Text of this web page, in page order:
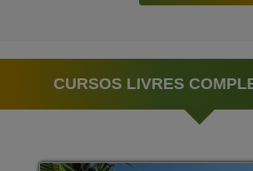
CURSOS LIVRES